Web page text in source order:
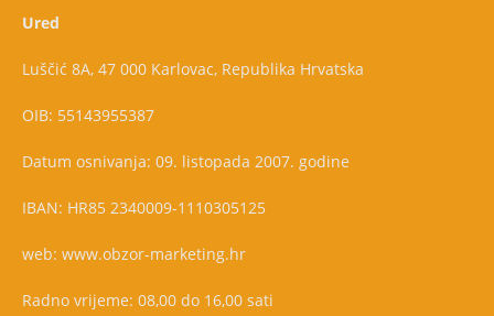
Ured
Luščić 8A, 47 000 Karlovac, Republika Hrvatska
OIB: 55143955387
Datum osnivanja: 09. listopada 2007. godine
IBAN: HR85 2340009-1110305125
web: www.obzor-marketing.hr
Radno vrijeme: 08,00 do 16,00 sati